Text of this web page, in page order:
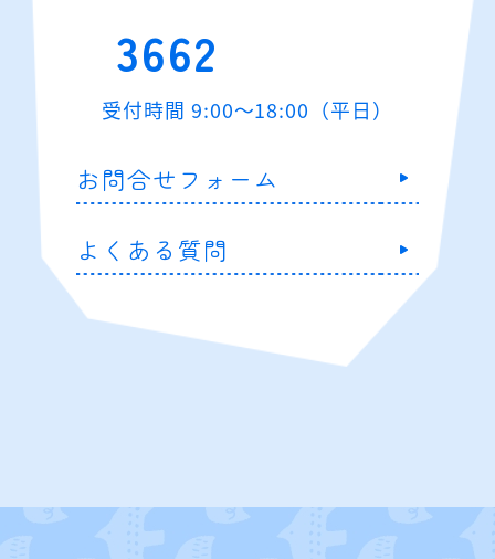
3662
受付時間 9:00～18:00（平日）
お問合せフォーム
よくある質問